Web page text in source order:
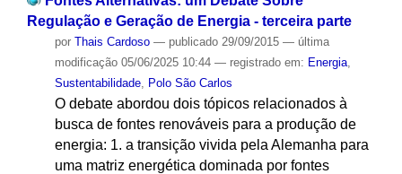
Regulação e Geração de Energia - terceira parte
por Thais Cardoso — publicado29/09/2015 — última
modificação05/06/2025 10:44 — registrado em: Energia,
Sustentabilidade, Polo São Carlos
O debate abordou dois tópicos relacionados à
busca de fontes renováveis para a produção de
energia: 1. a transição vivida pela Alemanha para
uma matriz energética dominada por fontes